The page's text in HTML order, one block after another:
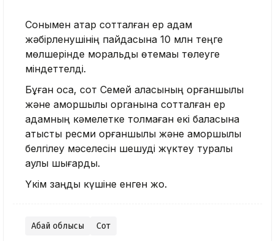
Сонымен қатар сотталған ер адам
жәбірленушінің пайдасына 10 млн теңге
мөлшерінде моральдық өтемақы төлеуге
міндеттелді.
Бұған қоса, сот Семей қаласының қорғаншылық
және қамқоршылық органына сотталған ер
адамның кәмелетке толмаған екі баласына
қатысты ресми қорғаншылық және қамқоршылық
белгілеу мәселесін шешуді жүктеу туралы
қаулы шығарды.
Үкім заңды күшіне енген жоқ.
Абай облысы Сот